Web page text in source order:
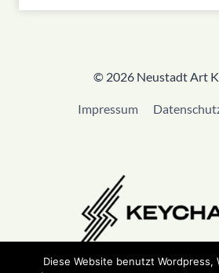
© 2026 Neustadt Art
Impressum
Diese Website benutzt Wordpress,